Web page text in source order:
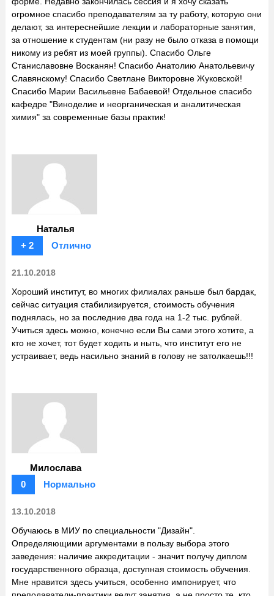
огромное спасибо преподавателям за ту работу, которую они
делают, за интереснейшие лекции и лабораторные занятия,
за отношение к студентам (ни разу не было отказа в помощи
никому из ребят из моей группы). Спасибо Ольге
Станиславовне Восканян! Спасибо Анатолию Анатольевичу
Славянскому! Спасибо Светлане Викторовне Жуковской!
Спасибо Марии Васильевне Бабаевой! Отдельное спасибо
кафедре "Виноделие и неорганическая и аналитическая
химия" за современные базы практик!
Наталья
+ 2
Отлично
21.10.2018
Хороший институт, во многих филиалах раньше был бардак,
сейчас ситуация стабилизируется, стоимость обучения
поднялась, но за последние два года на 1-2 тыс. рублей.
Учиться здесь можно, конечно если Вы сами этого хотите, а
кто не хочет, тот будет ходить и ныть, что институт его не
устраивает, ведь насильно знаний в голову не затолкаешь!!!
Милослава
0
Нормально
13.10.2018
Обучаюсь в МИУ по специальности "Дизайн".
Определяющими аргументами в пользу выбора этого
заведения: наличие аккредитации - значит получу диплом
государственного образца, доступная стоимость обучения.
Мне нравится здесь учиться, особенно импонирует, что